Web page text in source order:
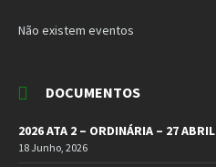
Não existem eventos
DOCUMENTOS
2026 ATA 2 – ORDINÁRIA – 27 ABRIL
18 Junho, 2026